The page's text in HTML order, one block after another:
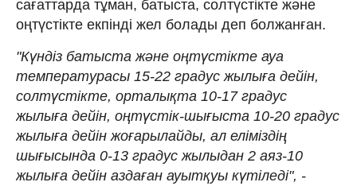
сағаттарда тұман, батыста, солтүстікте және
оңтүстікте екпінді жел болады деп болжанған.
"Күндіз батыста және оңтүстікте ауа
температурасы 15-22 градус жылыға дейін,
солтүстікте, орталықта 10-17 градус
жылыға дейін, оңтүстік-шығыста 10-20 градус
жылыға дейін жоғарылайды, ал еліміздің
шығысында 0-13 градус жылыдан 2 аяз-10
жылыға дейін аздаған ауытқуы күтіледі", -